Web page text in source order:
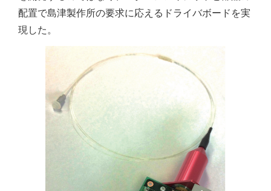
配置で島津製作所の要求に応えるドライバボードを実
現した。